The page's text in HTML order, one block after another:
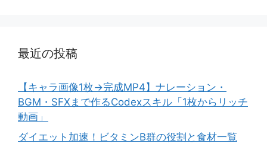
最近の投稿
【キャラ画像1枚→完成MP4】ナレーション・
BGM・SFXまで作るCodexスキル「1枚からリッチ
動画」
ダイエット加速！ビタミンB群の役割と食材一覧